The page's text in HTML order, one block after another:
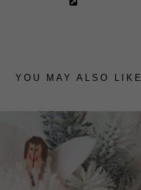
YOU MAY ALSO LIKE